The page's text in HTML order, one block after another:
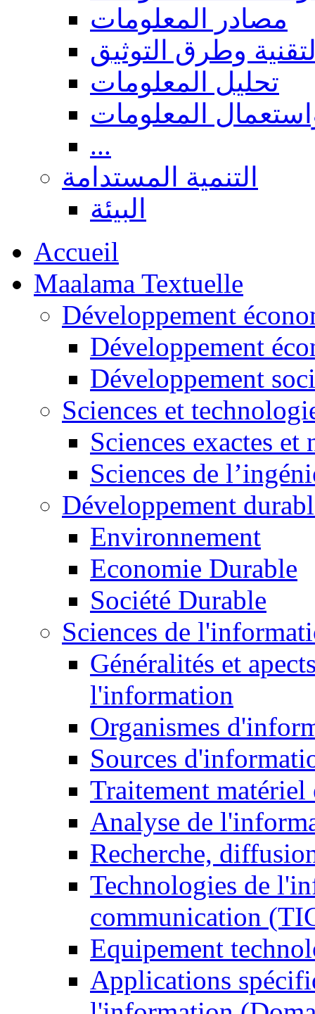
مصادر المعلومات
وطرق التوثيق
تحليل المعلومات
المعلومات
...
التنمية المستدامة
البيئة
Accueil
Maalama Textuelle
Développement
Développement
Développement
Sciences et
Sciences exactes et
Sciences de
Développement
Environnement
Economie Durable
Société Durable
Sciences de
Généralités et
l'information
Organismes
Sources
Traitement matériel
Analyse de
Recherche,
Technologies de
communication
Equipement
Applications